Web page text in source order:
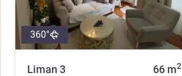
360°
Liman 3 66 m2